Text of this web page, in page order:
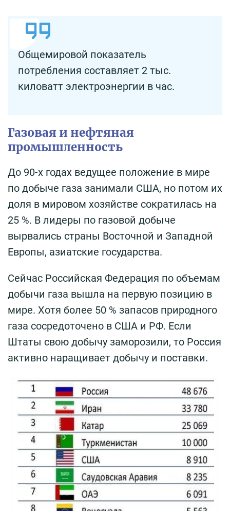
Общемировой показатель
потребления составляет 2 тыс.
киловатт электроэнергии в час.
Газовая и нефтяная
промышленность
До 90-х годах ведущее положение в мире
по добыче газа занимали США, но потом их
доля в мировом хозяйстве сократилась на
25 %. В лидеры по газовой добыче
вырвались страны Восточной и Западной
Европы, азиатские государства.
Сейчас Российская Федерация по объемам
добычи газа вышла на первую позицию в
мире. Хотя более 50 % запасов природного
газа сосредоточено в США и РФ. Если
Штаты свою добычу заморозили, то Россия
активно наращивает добычу и поставки.